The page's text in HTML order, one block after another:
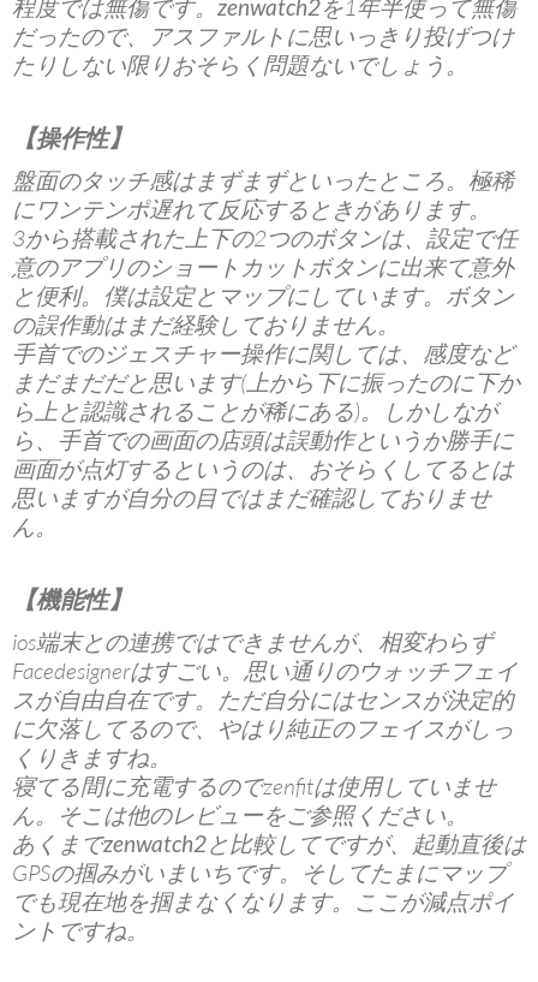
程度では無傷です。 zenwatch2を1年半使って無傷
だったので、アスファルトに思いっきり投げつけ
たりしない限りおそらく問題ないでしょう。
【操作性】
盤面のタッチ感はまずまずといったところ。極稀
にワンテンポ遅れて反応するときがあります。
3から搭載された上下の2つのボタンは、設定で任
意のアプリのショートカットボタンに出来て意外
と便利。僕は設定とマップにしています。ボタン
の誤作動はまだ経験しておりません。
手首でのジェスチャー操作に関しては、感度など
まだまだだと思います(上から下に振ったのに下か
ら上と認識されることが稀にある)。しかしなが
ら、手首での画面の店頭は誤動作というか勝手に
画面が点灯するというのは、おそらくしてるとは
思いますが自分の目ではまだ確認しておりませ
ん。
【機能性】
ios端末との連携ではできませんが、相変わらず
Facedesignerはすごい。思い通りのウォッチフェイ
スが自由自在です。ただ自分にはセンスが決定的
に欠落してるので、やはり純正のフェイスがしっ
くりきますね。
寝てる間に充電するのでzenfitは使用していませ
ん。そこは他のレビューをご参照ください。
あくまでzenwatch2と比較してですが、起動直後は
GPSの掴みがいまいちです。そしてたまにマップ
でも現在地を掴まなくなります。ここが減点ポイ
ントですね。